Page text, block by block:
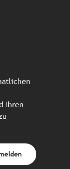
Ihren